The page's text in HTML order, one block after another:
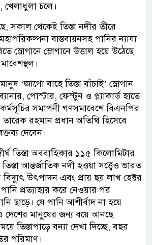
খেলাধুলা চলে।
সকাল থেকেই তিস্তা নদীর তীরে
বাস্তবায়নসহ পানির ন্যায্য
স্লোগানে স্লোগানে উত্তাল হয়ে উঠেছে
‘জাগো বাহে তিস্তা বাঁচাই’ স্লোগান
পোস্টার, ফেস্টুন ও প্ল্যাকার্ড হাতে
সমাপনী গণসমাবেশে বিএনপির
তারেক রহমান প্রধান অতিথি হিসেবে
দেবেন।
তিস্তা অববাহিকার ১১৫ কিলোমিটার
আন্তর্জাতিক নদী হওয়া সত্ত্বেও ভারত
উৎপাদন এবং প্রায় ছয় লাখ হেক্টর
প্রত্যাহার করে নেওয়ার পর
ছাড়ে। যে পানি আশীর্বাদ না হয়ে
দেশের মানুষের জন্য বয়ে আনছে
তিস্তাপাড়ে বন্যা দেখা দিচ্ছে, বছর
পরিমাণ।